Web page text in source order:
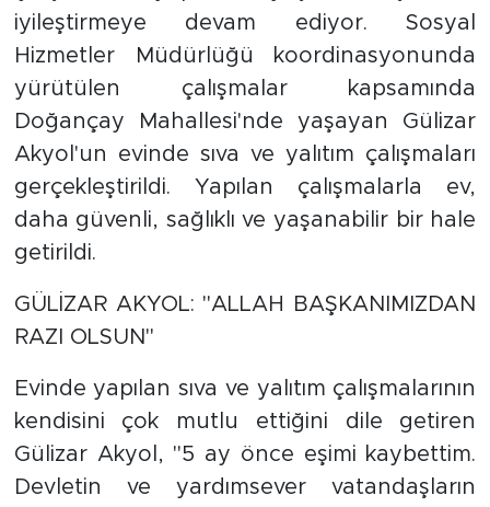
iyileştirmeye devam ediyor. Sosyal
Hizmetler Müdürlüğü koordinasyonunda
yürütülen çalışmalar kapsamında
Doğançay Mahallesi'nde yaşayan Gülizar
Akyol'un evinde sıva ve yalıtım çalışmaları
gerçekleştirildi. Yapılan çalışmalarla ev,
daha güvenli, sağlıklı ve yaşanabilir bir hale
getirildi.
GÜLİZAR AKYOL: "ALLAH BAŞKANIMIZDAN
RAZI OLSUN"
Evinde yapılan sıva ve yalıtım çalışmalarının
kendisini çok mutlu ettiğini dile getiren
Gülizar Akyol, "5 ay önce eşimi kaybettim.
Devletin ve yardımsever vatandaşların